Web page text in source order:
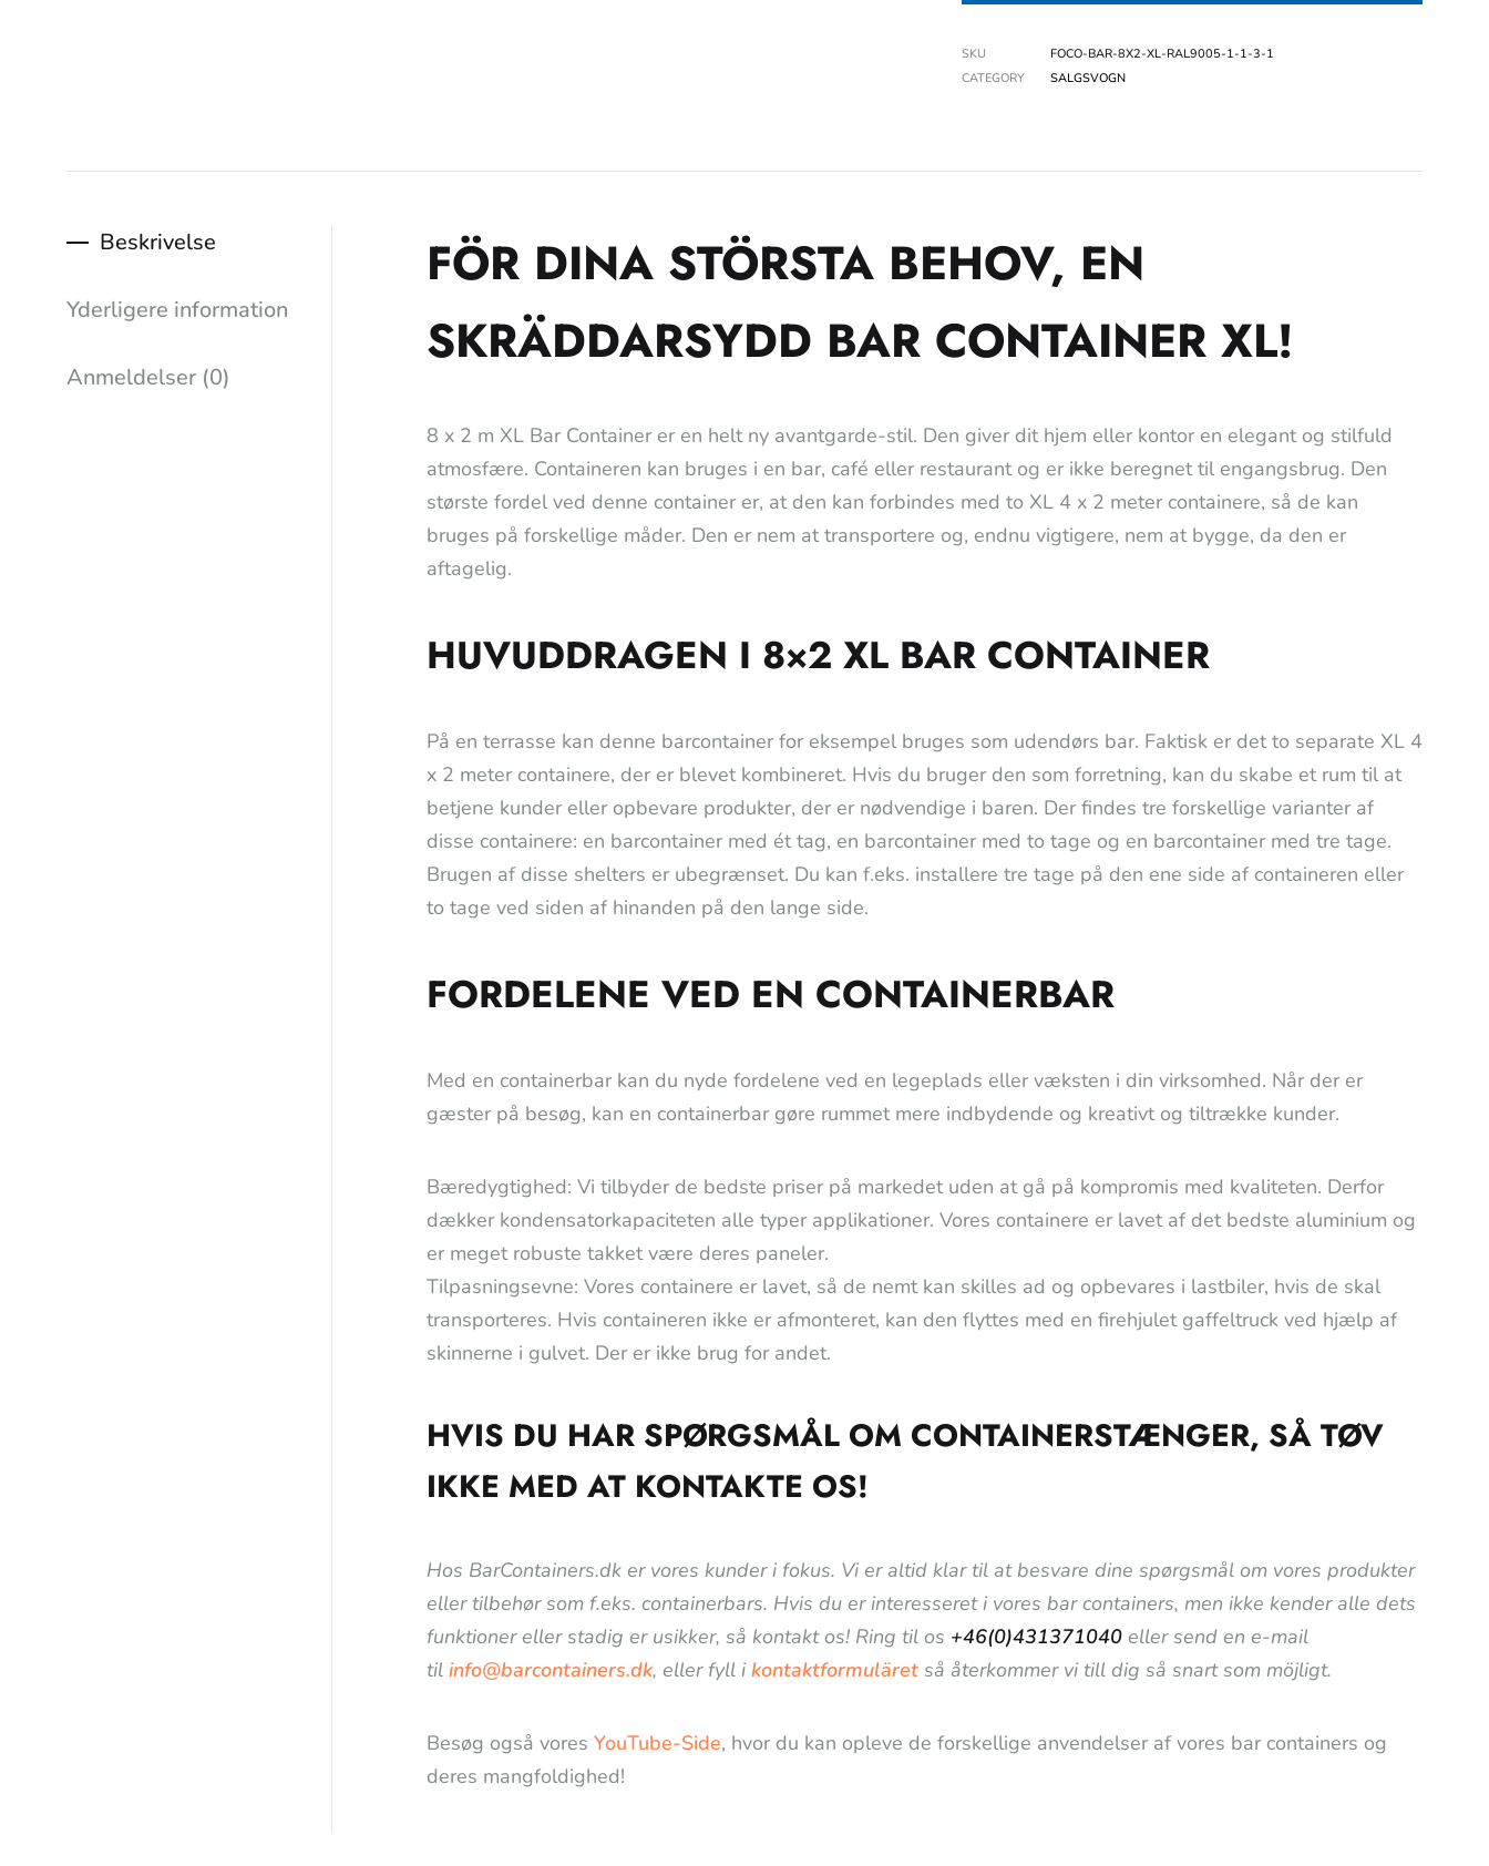
SKU
FOCO-BAR-8X2-XL-RAL9005-1-1-3-1
CATEGORY
SALGSVOGN
Beskrivelse
Yderligere information
Anmeldelser (0)
FÖR DINA STÖRSTA BEHOV, EN
SKRÄDDARSYDD BAR CONTAINER XL!
8 x 2 m XL Bar Container er en helt ny avantgarde-stil. Den giver dit hjem eller kontor en elegant og stilfuld
atmosfære. Containeren kan bruges i en bar, café eller restaurant og er ikke beregnet til engangsbrug. Den
største fordel ved denne container er, at den kan forbindes med to XL 4 x 2 meter containere, så de kan
bruges på forskellige måder. Den er nem at transportere og, endnu vigtigere, nem at bygge, da den er
aftagelig.
HUVUDDRAGEN I 8×2 XL BAR CONTAINER
På en terrasse kan denne barcontainer for eksempel bruges som udendørs bar. Faktisk er det to separate XL 4
x 2 meter containere, der er blevet kombineret. Hvis du bruger den som forretning, kan du skabe et rum til at
betjene kunder eller opbevare produkter, der er nødvendige i baren. Der findes tre forskellige varianter af
disse containere: en barcontainer med ét tag, en barcontainer med to tage og en barcontainer med tre tage.
Brugen af disse shelters er ubegrænset. Du kan f.eks. installere tre tage på den ene side af containeren eller
to tage ved siden af hinanden på den lange side.
FORDELENE VED EN CONTAINERBAR
Med en containerbar kan du nyde fordelene ved en legeplads eller væksten i din virksomhed. Når der er
gæster på besøg, kan en containerbar gøre rummet mere indbydende og kreativt og tiltrække kunder.
Bæredygtighed: Vi tilbyder de bedste priser på markedet uden at gå på kompromis med kvaliteten. Derfor
dækker kondensatorkapaciteten alle typer applikationer. Vores containere er lavet af det bedste aluminium og
er meget robuste takket være deres paneler.
Tilpasningsevne: Vores containere er lavet, så de nemt kan skilles ad og opbevares i lastbiler, hvis de skal
transporteres. Hvis containeren ikke er afmonteret, kan den flyttes med en firehjulet gaffeltruck ved hjælp af
skinnerne i gulvet. Der er ikke brug for andet.
HVIS DU HAR SPØRGSMÅL OM CONTAINERSTÆNGER, SÅ TØV
IKKE MED AT KONTAKTE OS!
Hos BarContainers.dk er vores kunder i fokus. Vi er altid klar til at besvare dine spørgsmål om vores produkter
eller tilbehør som f.eks. containerbars. Hvis du er interesseret i vores bar containers, men ikke kender alle dets
funktioner eller stadig er usikker, så kontakt os! Ring til os +46(0)431371040 eller send en e-mail
til info@barcontainers.dk, eller fyll i kontaktformuläret så återkommer vi till dig så snart som möjligt.
Besøg også vores YouTube-Side, hvor du kan opleve de forskellige anvendelser af vores bar containers og
deres mangfoldighed!